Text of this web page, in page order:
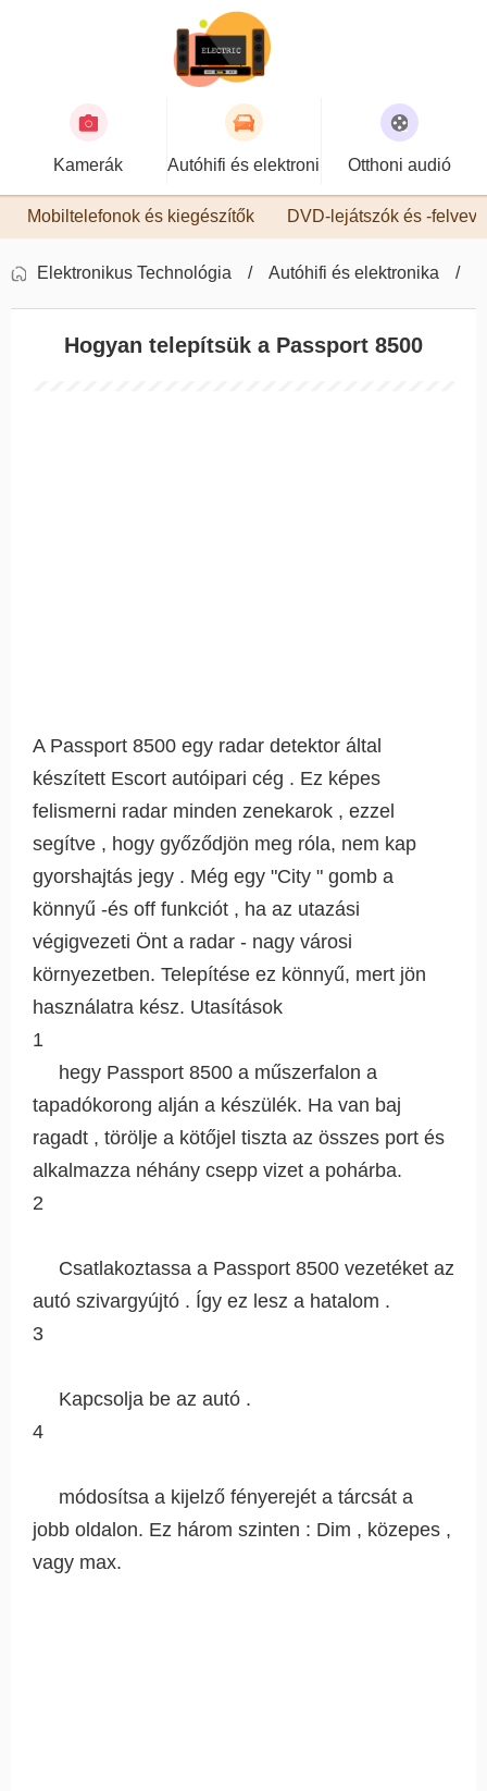
Kamerák Autóhifi és elektronika Otthoni audió
Mobiltelefonok és kiegészítők DVD-lejátszók és -
Elektronikus Technológia Autóhifi és elektronika
Hogyan telepítsük a Passport 8500
A Passport 8500 egy radar detektor által
készített Escort autóipari cég . Ez képes
felismerni radar minden zenekarok , ezzel
segítve , hogy győződjön meg róla, nem kap
gyorshajtás jegy . Még egy "City " gomb a
könnyű -és off funkciót , ha az utazási
végigvezeti Önt a radar - nagy városi
környezetben. Telepítése ez könnyű, mert jön
használatra kész. Utasítások
1
hegy Passport 8500 a műszerfalon a
tapadókorong alján a készülék. Ha van baj
ragadt , törölje a kötőjel tiszta az összes port és
alkalmazza néhány csepp vizet a pohárba.
2
Csatlakoztassa a Passport 8500 vezetéket az
autó szivargyújtó . Így ez lesz a hatalom .
3
Kapcsolja be az autó .
4
módosítsa a kijelző fényerejét a tárcsát a
jobb oldalon. Ez három szinten : Dim , közepes ,
vagy max.